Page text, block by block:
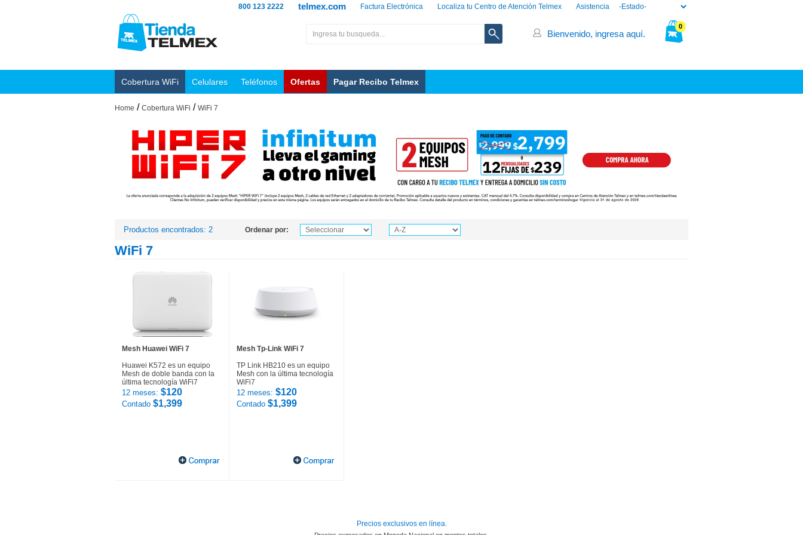
Asistencia
Localiza tu Centro de Atención Telmex
Factura Electrónica
telmex.com
800 123 2222
0
Bienvenido, ingresa aquí.
Cobertura WiFi Celulares Teléfonos Ofertas Pagar Recibo Telmex
Home / Cobertura WiFi / WiFi 7
Productos encontrados: 2 Ordenar por:
WiFi 7
Mesh Huawei WiFi 7
Huawei K572 es un equipo
Mesh de doble banda con la
última tecnología WiFi7
12 meses: $120
Contado $1,399
Mesh Tp-Link WiFi 7
TP Link HB210 es un equipo
Mesh con la última tecnología
WiFi7
12 meses: $120
Contado $1,399
Precios exclusivos en línea.